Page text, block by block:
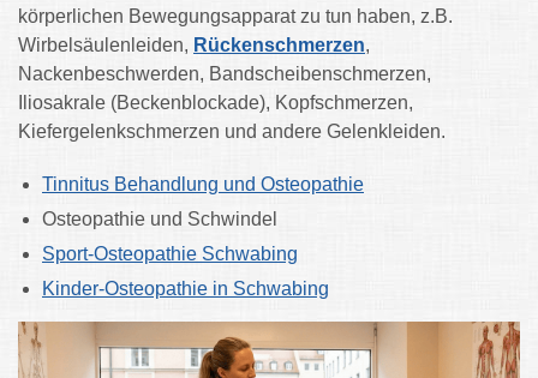
körperlichen Bewegungsapparat zu tun haben, z.B.
Wirbelsäulenleiden, Rückenschmerzen,
Nackenbeschwerden, Bandscheibenschmerzen,
Iliosakrale (Beckenblockade), Kopfschmerzen,
Kiefergelenkschmerzen und andere Gelenkleiden.
Tinnitus Behandlung und Osteopathie
Osteopathie und Schwindel
Sport-Osteopathie Schwabing
Kinder-Osteopathie in Schwabing